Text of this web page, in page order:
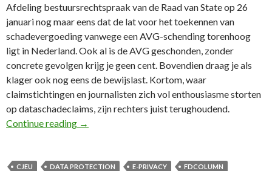
Afdeling bestuursrechtspraak van de Raad van State op 26
januari nog maar eens dat de lat voor het toekennen van
schadevergoeding vanwege een AVG-schending torenhoog
ligt in Nederland. Ook al is de AVG geschonden, zonder
concrete gevolgen krijg je geen cent. Bovendien draag je als
klager ook nog eens de bewijslast. Kortom, waar
claimstichtingen en journalisten zich vol enthousiasme storten
op dataschadeclaims, zijn rechters juist terughoudend.
Continue reading
98e FD Column: Massaclaims lang niet altijd
→
CJEU DATA PROTECTION E-PRIVACY
FDCOLUMN